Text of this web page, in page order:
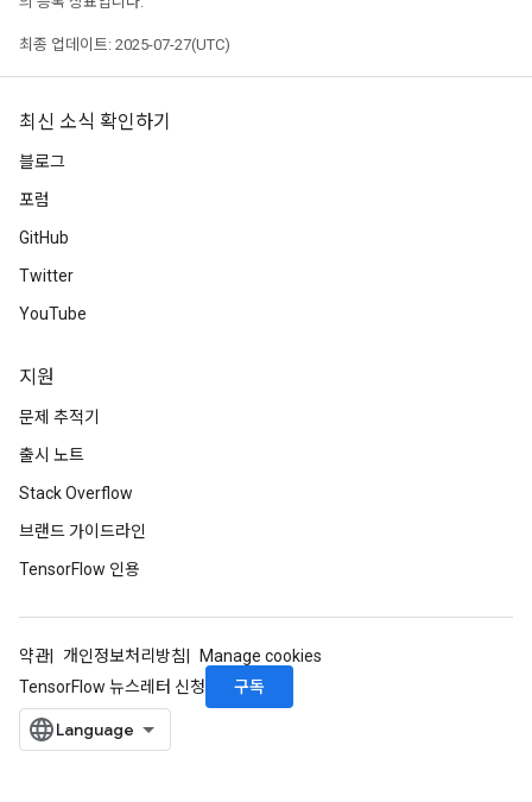
최종 업데이트: 2025-07-27(UTC)
최신 소식 확인하기
블로그
포럼
GitHub
Twitter
YouTube
지원
문제 추적기
출시 노트
Stack Overflow
브랜드 가이드라인
TensorFlow 인용
약관 개인정보처리방침
Manage cookies
TensorFlow 뉴스레터 신청
구독